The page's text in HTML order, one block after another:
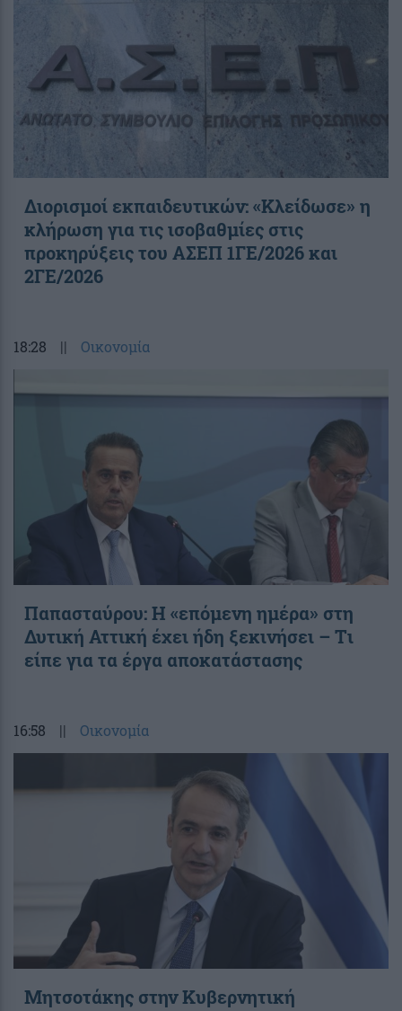
Διορισμοί εκπαιδευτικών: «Κλείδωσε» η
κλήρωση για τις ισοβαθμίες στις
προκηρύξεις του ΑΣΕΠ 1ΓΕ/2026 και
2ΓΕ/2026
18:28 || Οικονομία
Παπασταύρου: Η «επόμενη ημέρα» στη
Δυτική Αττική έχει ήδη ξεκινήσει – Tι
είπε για τα έργα αποκατάστασης
16:58 || Οικονομία
Μητσοτάκης στην Κυβερνητική